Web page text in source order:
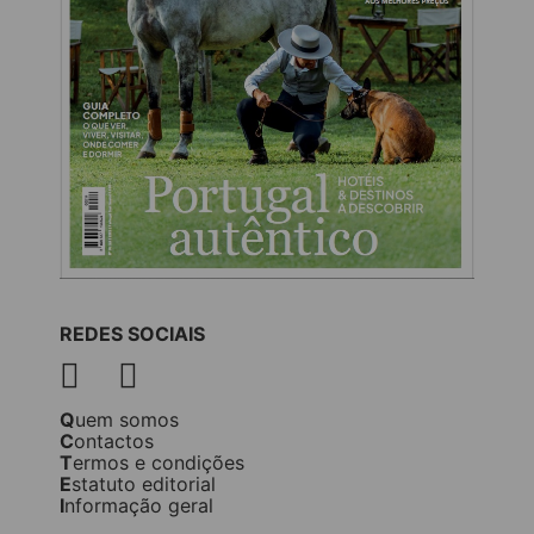
REDES SOCIAIS
Quem somos
Contactos
Termos e condições
Estatuto editorial
Informação geral